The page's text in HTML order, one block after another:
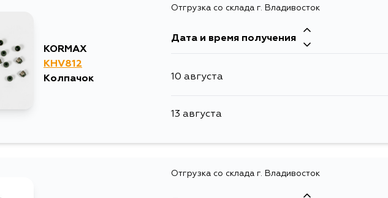
KORMAX
KHV812
Колпачок
Отгрузка со склада г. Владивосток
Дата и время получения
10 августа
13 августа
Отгрузка со склада г. Владивосток